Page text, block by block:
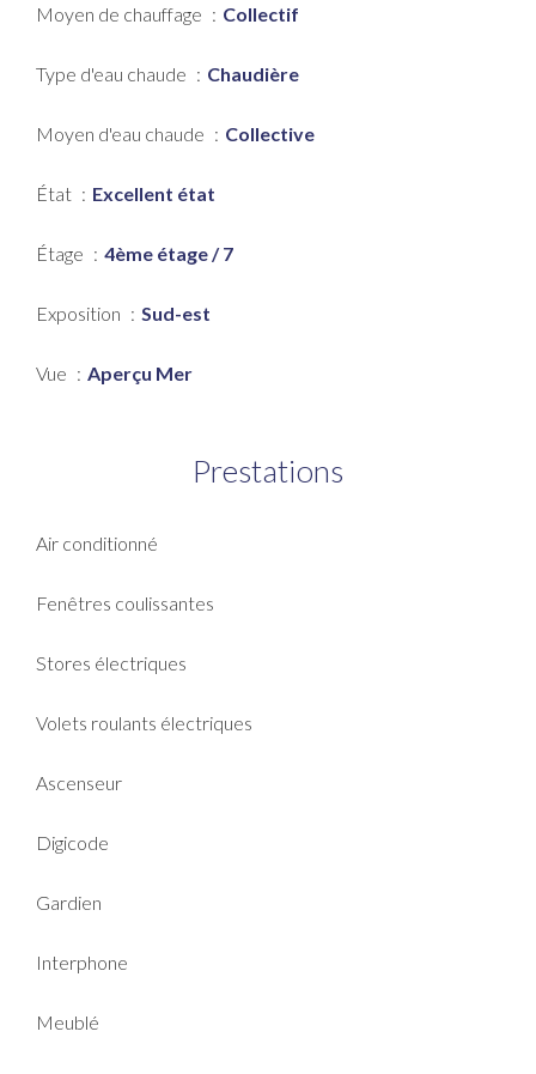
Moyen de chauffage Collectif
Type d'eau chaude Chaudière
Moyen d'eau chaude Collective
État Excellent état
Étage 4ème étage / 7
Exposition Sud-est
Vue Aperçu Mer
Prestations
Air conditionné
Fenêtres coulissantes
Stores électriques
Volets roulants électriques
Ascenseur
Digicode
Gardien
Interphone
Meublé